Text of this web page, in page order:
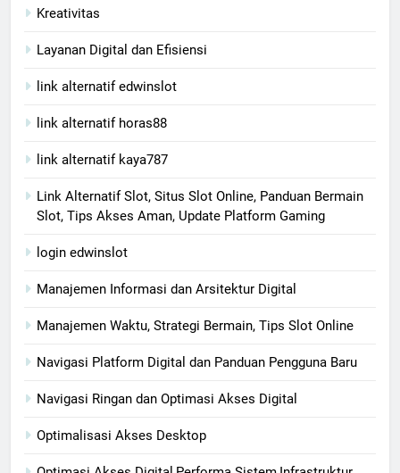
Kreativitas
Layanan Digital dan Efisiensi
link alternatif edwinslot
link alternatif horas88
link alternatif kaya787
Link Alternatif Slot, Situs Slot Online, Panduan Bermain
Slot, Tips Akses Aman, Update Platform Gaming
login edwinslot
Manajemen Informasi dan Arsitektur Digital
Manajemen Waktu, Strategi Bermain, Tips Slot Online
Navigasi Platform Digital dan Panduan Pengguna Baru
Navigasi Ringan dan Optimasi Akses Digital
Optimalisasi Akses Desktop